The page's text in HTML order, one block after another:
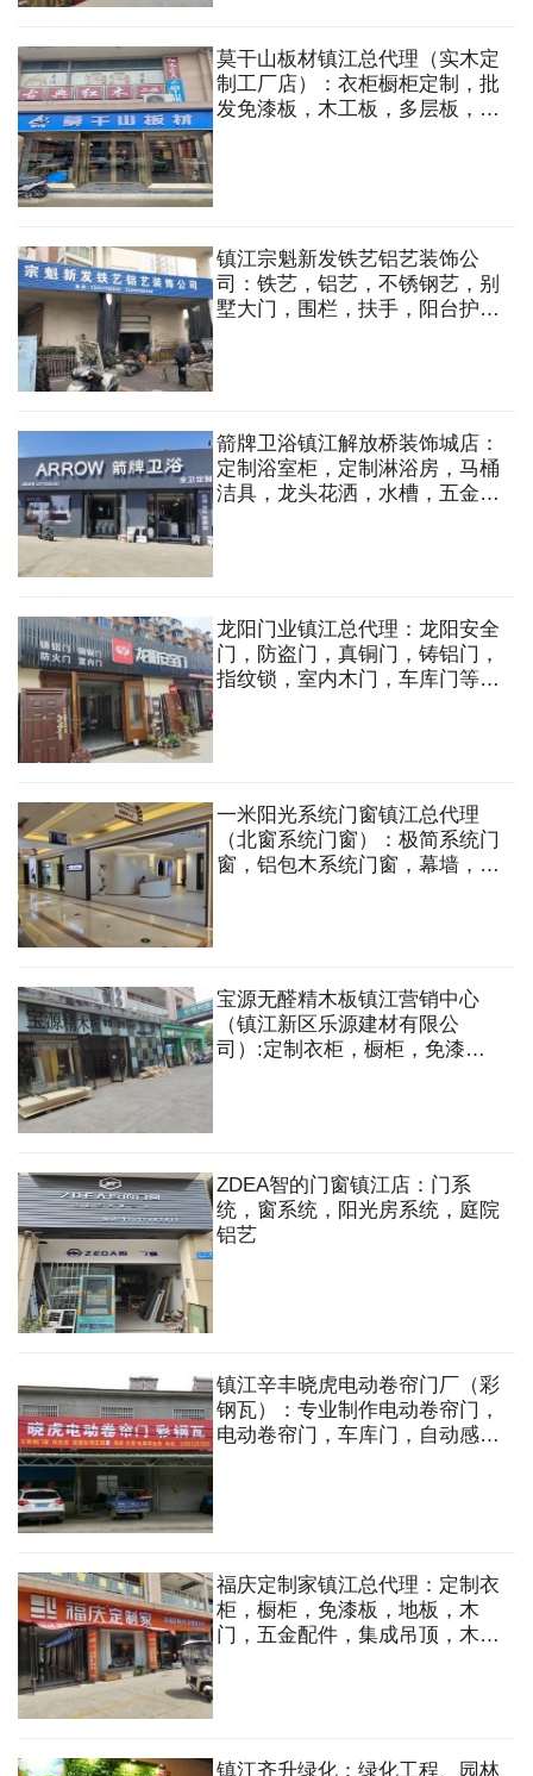
莫干山板材镇江总代理（实木定
制工厂店）：衣柜橱柜定制，批
发免漆板，木工板，多层板，轻
镇江宗魁新发铁艺铝艺装饰公
司：铁艺，铝艺，不锈钢艺，别
墅大门，围栏，扶手，阳台护
箭牌卫浴镇江解放桥装饰城店：
定制浴室柜，定制淋浴房，马桶
洁具，龙头花洒，水槽，五金挂
龙阳门业镇江总代理：龙阳安全
门，防盗门，真铜门，铸铝门，
指纹锁，室内木门，车库门等。
一米阳光系统门窗镇江总代理
（北窗系统门窗）：极简系统门
窗，铝包木系统门窗，幕墙，系
宝源无醛精木板镇江营销中心
（镇江新区乐源建材有限公
司）:定制衣柜，橱柜，免漆
ZDEA智的门窗镇江店：门系
统，窗系统，阳光房系统，庭院
铝艺
镇江辛丰晓虎电动卷帘门厂（彩
钢瓦）：专业制作电动卷帘门，
电动卷帘门，车库门，自动感应
福庆定制家镇江总代理：定制衣
柜，橱柜，免漆板，地板，木
门，五金配件，集成吊顶，木工
镇江齐升绿化：绿化工程、园林